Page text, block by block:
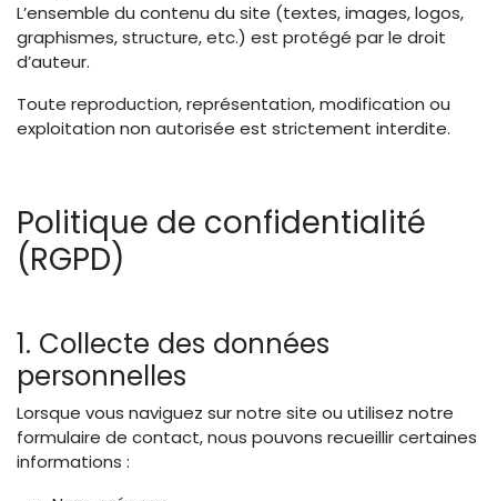
L’ensemble du contenu du site (textes, images, logos,
graphismes, structure, etc.) est protégé par le droit
d’auteur.
Toute reproduction, représentation, modification ou
exploitation non autorisée est strictement interdite.
Politique de confidentialité
(RGPD)
1. Collecte des données
personnelles
Lorsque vous naviguez sur notre site ou utilisez notre
formulaire de contact, nous pouvons recueillir certaines
informations :